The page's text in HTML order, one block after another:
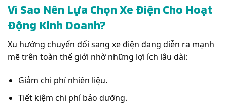
Vì Sao Nên Lựa Chọn Xe Điện Cho Hoạt
Động Kinh Doanh?
Xu hướng chuyển đổi sang xe điện đang diễn ra mạnh
mẽ trên toàn thế giới nhờ những lợi ích lâu dài:
Giảm chi phí nhiên liệu.
Tiết kiệm chi phí bảo dưỡng.